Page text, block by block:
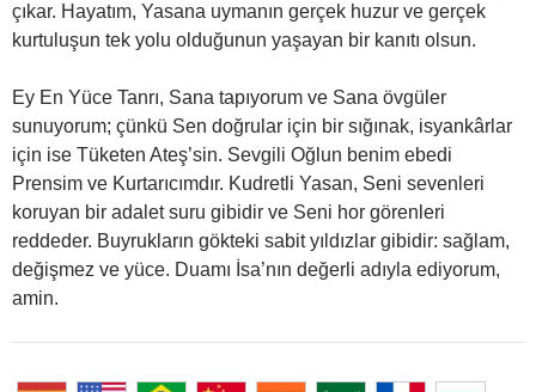
çıkar. Hayatım, Yasana uymanın gerçek huzur ve gerçek
kurtuluşun tek yolu olduğunun yaşayan bir kanıtı olsun.
Ey En Yüce Tanrı, Sana tapıyorum ve Sana övgüler
sunuyorum; çünkü Sen doğrular için bir sığınak, isyankârlar
için ise Tüketen Ateş’sin. Sevgili Oğlun benim ebedi
Prensim ve Kurtarıcımdır. Kudretli Yasan, Seni sevenleri
koruyan bir adalet suru gibidir ve Seni hor görenleri
reddeder. Buyrukların gökteki sabit yıldızlar gibidir: sağlam,
değişmez ve yüce. Duamı İsa’nın değerli adıyla ediyorum,
amin.